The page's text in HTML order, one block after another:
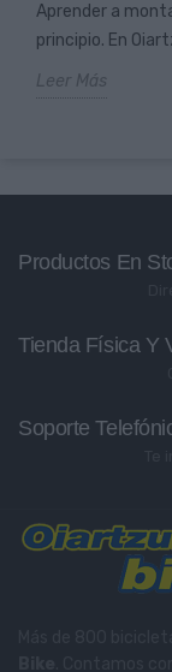
Aprender a
principio. En
Leer Más
Productos En
Tienda Física Y
Soporte